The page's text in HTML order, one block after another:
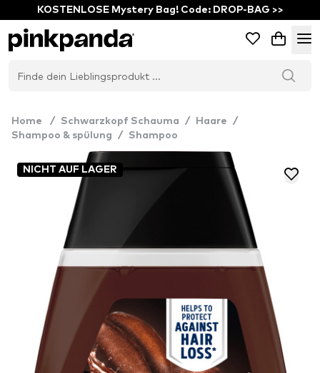
KOSTENLOSE Mystery Bag! Code: DROP-BAG >>
Home / Schwarzkopf Schauma / Haare
/
Shampoo & spülung
/ Shampoo
NICHT AUF LAGER